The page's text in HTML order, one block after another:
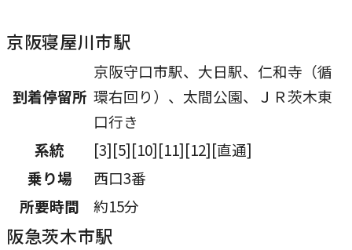
別
ン
で
き
ま
京阪寝屋川市駅
到着停留所
京阪守口市駅、大日駅、仁和寺（循
環右回り）、太間公園、ＪＲ茨木東
口行き
系統
[3][5][10][11][12][直通]
乗り場
西口3番
所要時間
約15分
阪急茨木市駅